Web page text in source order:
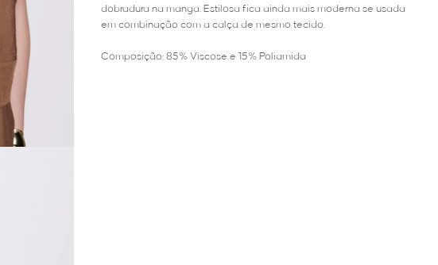
dobradura na manga. Estilosa fica ainda mais moderna se usada
em combinação com a calça de mesmo tecido.
Composição: 85% Viscose e 15% Poliamida